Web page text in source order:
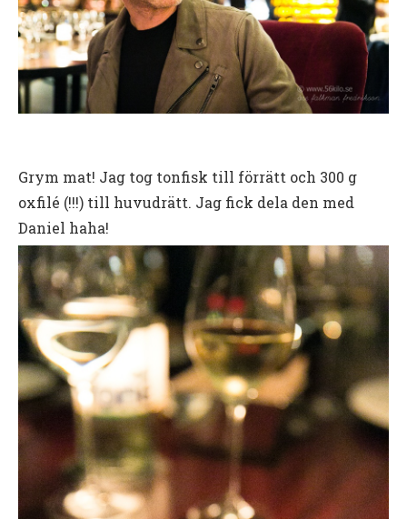
Grym mat! Jag tog tonfisk till förrätt och 300 g
oxfilé (!!!) till huvudrätt. Jag fick dela den med
Daniel haha!